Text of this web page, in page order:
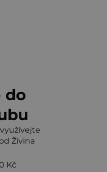
do
Živina
Kč